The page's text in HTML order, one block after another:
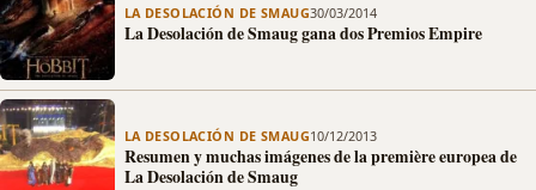
LA DESOLACIÓN DE SMAUG30/03/2014
La Desolación de Smaug gana dos Premios Empire
LA DESOLACIÓN DE SMAUG10/12/2013
Resumen y muchas imágenes de la première europea de
La Desolación de Smaug